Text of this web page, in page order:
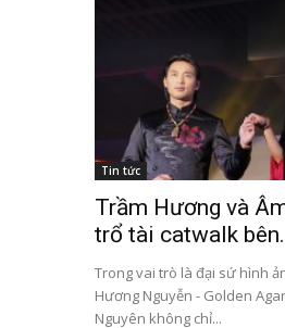
Tin tức
Trầm Hương và
trổ tài catwalk
Trong vai trò là đại sứ hình
Hương Nguyễn - Golden
Nguyên không chỉ...